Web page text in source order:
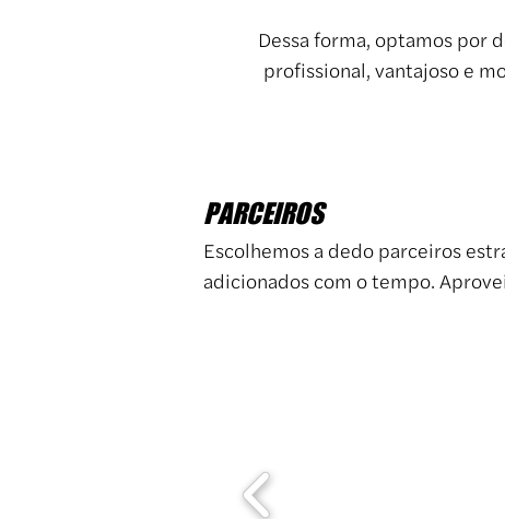
Dessa forma, optamos por
profissional, vantajoso e
PARCEIROS
Escolhemos a dedo parceiros
adicionados com o tempo.